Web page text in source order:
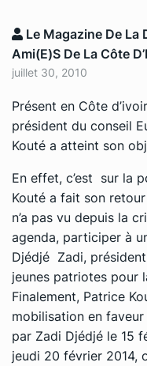
Le Magazine De La
Ami(e)s De La Côte
juillet 30, 2010
Présent en Côte
président du conseil
Kouté a atteint son
En effet, c’est sur la
Kouté a fait son
n’a pas vu depuis la
agenda, participer à
Djédjé Zadi,
jeunes patriotes pour
Finalement, Patrice
mobilisation en
par Zadi Djédjé le 15
jeudi 20 février 2014,